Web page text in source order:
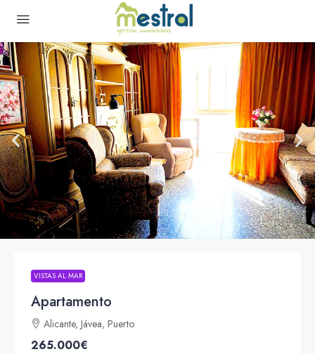
VISTAS AL MAR
Apartamento
Alicante, Jávea, Puerto
265.000€